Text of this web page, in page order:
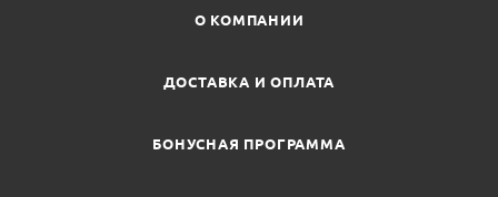
О КОМПАНИИ
ДОСТАВКА И ОПЛАТА
БОНУСНАЯ ПРОГРАММА